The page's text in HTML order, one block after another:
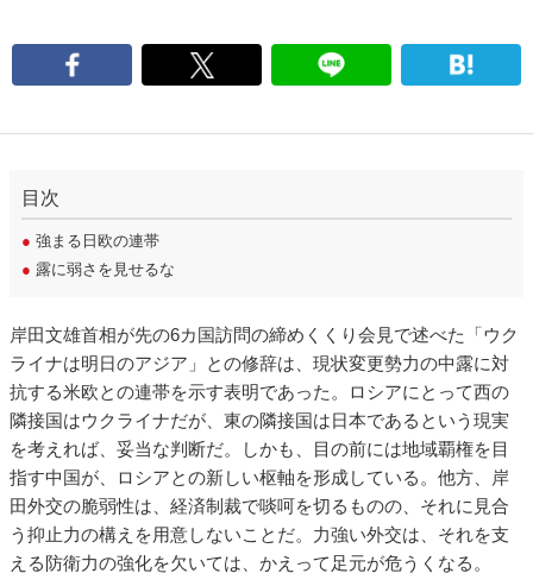
目次
● 強まる日欧の連帯
● 露に弱さを見せるな
岸田文雄首相が先の6カ国訪問の締めくくり会見で述べた「ウク
ライナは明日のアジア」との修辞は、現状変更勢力の中露に対
抗する米欧との連帯を示す表明であった。ロシアにとって西の
隣接国はウクライナだが、東の隣接国は日本であるという現実
を考えれば、妥当な判断だ。しかも、目の前には地域覇権を目
指す中国が、ロシアとの新しい枢軸を形成している。他方、岸
田外交の脆弱性は、経済制裁で啖呵を切るものの、それに見合
う抑止力の構えを用意しないことだ。力強い外交は、それを支
える防衛力の強化を欠いては、かえって足元が危うくなる。